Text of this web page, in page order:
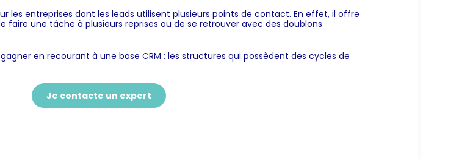
les entreprises dont les leads utilisent plusieurs points de contact. En effet, il offre
faire une tâche à plusieurs reprises ou de se retrouver avec des doublons
en recourant à une base CRM : les structures qui possèdent des cycles de
Je contacte un expert